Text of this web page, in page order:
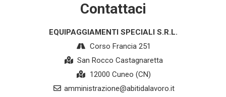
Contattaci
EQUIPAGGIAMENTI SPECIALI S.R.L.
Corso Francia 251
San Rocco Castagnaretta
12000 Cuneo (CN)
amministrazione@abitidalavoro.it